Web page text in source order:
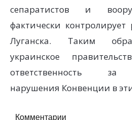
сепаратистов и
фактически
Луганска. Таким
украинское
ответственность за
нарушения Конвенции в
Комментарии